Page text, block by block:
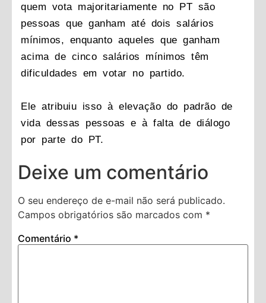
quem vota majoritariamente no PT são
pessoas que ganham até dois salários
mínimos, enquanto aqueles que ganham
acima de cinco salários mínimos têm
dificuldades em votar no partido.
Ele atribuiu isso à elevação do padrão de
vida dessas pessoas e à falta de diálogo
por parte do PT.
Deixe um comentário
O seu endereço de e-mail não será publicado.
Campos obrigatórios são marcados com *
Comentário *